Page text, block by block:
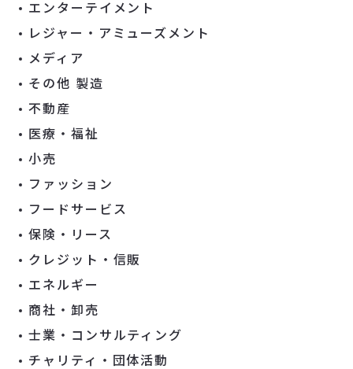
エンターテイメント
レジャー・アミューズメント
メディア
その他 製造
不動産
医療・福祉
小売
ファッション
フードサービス
保険・リース
クレジット・信販
エネルギー
商社・卸売
士業・コンサルティング
チャリティ・団体活動